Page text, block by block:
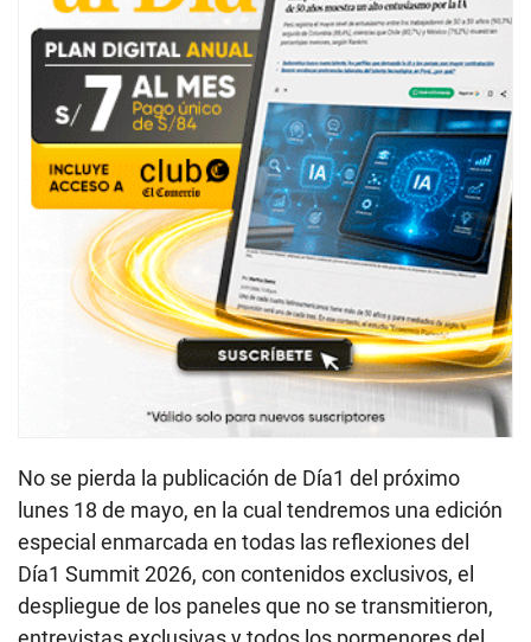
No se pierda la publicación de Día1 del próximo
lunes 18 de mayo, en la cual tendremos una edición
especial enmarcada en todas las reflexiones del
Día1 Summit 2026, con contenidos exclusivos, el
despliegue de los paneles que no se transmitieron,